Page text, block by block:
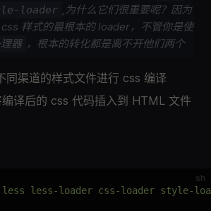
loader ,为什么它们很重要呢？因为
样式的最根本的 loader，不管你是使
器 ，根本的转化都是离不开他们两个
同渠道的样式文件进行 css 编译
译后的 css 代码插入到 HTML 文件
sh
less-loader css-loader style-